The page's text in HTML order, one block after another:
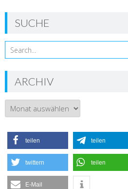
SUCHE
ARCHIV
Archiv
teilen teilen
twittern teilen
E-Mail